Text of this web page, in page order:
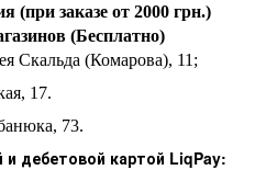
заказе от 2000 грн.)
(Бесплатно)
Скальда (Комарова), 11;
17.
73.
дебетовой картой LiqPay: